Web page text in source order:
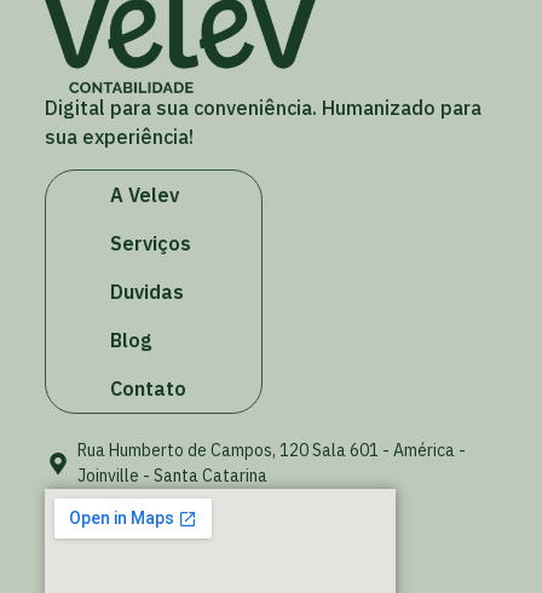
Digital para sua conveniência. Humanizado para
sua experiência!
A Velev
Serviços
Duvidas
Blog
Contato
Rua Humberto de Campos, 120 Sala 601 - América -
Joinville - Santa Catarina